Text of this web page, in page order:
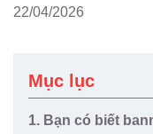
Dịch Vụ
Blog
22/04/2026
Mục lục
1. Bạn có biết